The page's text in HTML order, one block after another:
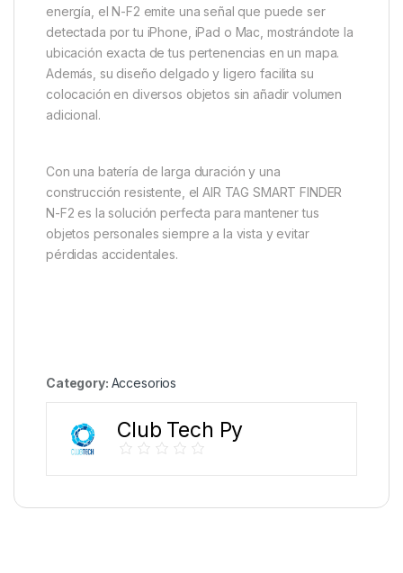
energía, el N-F2 emite una señal que puede ser
detectada por tu iPhone, iPad o Mac, mostrándote la
ubicación exacta de tus pertenencias en un mapa.
Además, su diseño delgado y ligero facilita su
colocación en diversos objetos sin añadir volumen
adicional.
Con una batería de larga duración y una
construcción resistente, el AIR TAG SMART FINDER
N-F2 es la solución perfecta para mantener tus
objetos personales siempre a la vista y evitar
pérdidas accidentales.
Category: Accesorios
Club Tech Py